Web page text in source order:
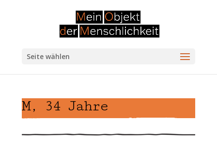
Seite wählen
M, 34 Jahre